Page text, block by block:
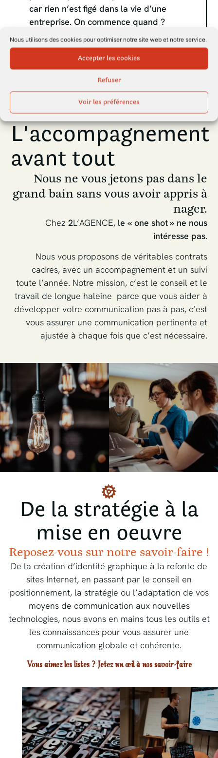
Nous utilisons des cookies pour optimiser notre site web et notre service.
Accepter les cookies
Refuser
Voir les préférences
car rien n’est figé dans la vie d’une
entreprise. On commence quand ?
L'accompagnement
avant tout
Nous ne vous jetons pas dans le
grand bain sans vous avoir appris à
nager.
Chez 2L’AGENCE, le « one shot » ne nous
intéresse pas.
Nous vous proposons de véritables contrats
cadres, avec un accompagnement et un suivi
toute l’année. Notre mission, c’est le conseil et le
travail de longue haleine parce que vous aider à
développer votre communication pas à pas, c’est
vous assurer une communication pertinente et
ajustée à chaque fois que c’est nécessaire.
De la stratégie à la
mise en oeuvre
Reposez-vous sur notre savoir-faire !
De la création d’identité graphique à la refonte de
sites Internet, en passant par le conseil en
positionnement, la stratégie ou l’adaptation de vos
moyens de communication aux nouvelles
technologies, nous avons en mains tous les outils et
les connaissances pour vous assurer une
communication globale et cohérente.
Vous aimez les listes ? Jetez un œil à nos savoir-faire